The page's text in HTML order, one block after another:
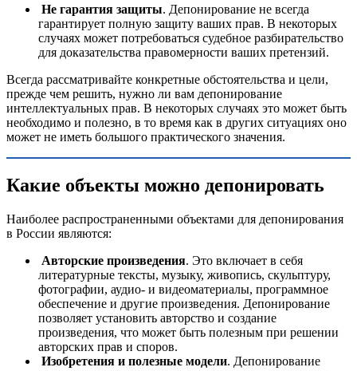
Не гарантия защиты. Депонирование не всегда
гарантирует полную защиту ваших прав. В некоторых
случаях может потребоваться судебное разбирательство
для доказательства правомерности ваших претензий.
Всегда рассматривайте конкретные обстоятельства и цели,
прежде чем решить, нужно ли вам депонирование
интеллектуальных прав. В некоторых случаях это может быть
необходимо и полезно, в то время как в других ситуациях оно
может не иметь большого практического значения.
Какие объекты можно депонировать
Наиболее распространенными объектами для депонирования
в России являются:
Авторские произведения. Это включает в себя
литературные тексты, музыку, живопись, скульптуру,
фотографии, аудио- и видеоматериалы, программное
обеспечение и другие произведения. Депонирование
позволяет установить авторство и создание
произведения, что может быть полезным при решении
авторских прав и споров.
Изобретения и полезные модели. Депонирование